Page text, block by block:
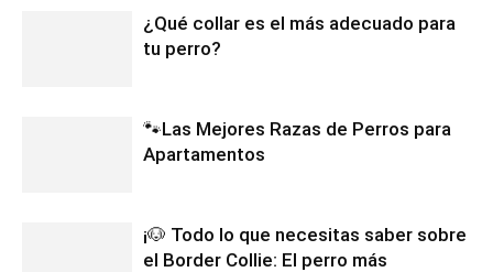
¿Qué collar es el más adecuado para
tu perro?
🐾Las Mejores Razas de Perros para
Apartamentos
¡🐶 Todo lo que necesitas saber sobre
el Border Collie: El perro más